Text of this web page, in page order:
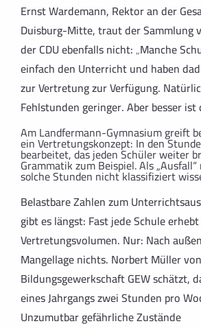
Ernst Wardemann, Rektor an der
Duisburg-Mitte, traut der Sammlung
der CDU ebenfalls nicht: „Manche
einfach den Unterricht und haben
zur Vertretung zur Verfügung.
Fehlstunden geringer. Aber besser ist
Am Landfermann-Gymnasium greift
ein Vertretungskonzept: In den
bearbeitet, das jeden Schüler weiter
Grammatik zum Beispiel. Als
solche Stunden nicht klassifiziert
Belastbare Zahlen zum
gibt es längst: Fast jede Schule
Vertretungsvolumen. Nur: Nach
Mangellage nichts. Norbert Müller
Bildungsgewerkschaft GEW schätzt,
eines Jahrgangs zwei Stunden pro
Unzumutbar gefährliche Zustände